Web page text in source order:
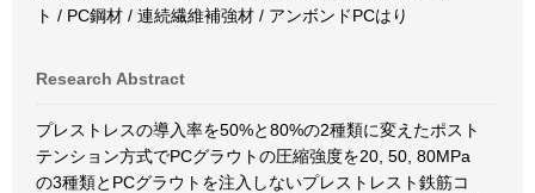
ト / PC鋼材 / 連続繊維補強材 / アンボンドPCはり
Research Abstract
プレストレスの導入率を50%と80%の2種類に変えたポスト
テンション方式でPCグラウトの圧縮強度を20, 50, 80MPa
の3種類とPCグラウトを注入しないプレストレスト鉄筋コ